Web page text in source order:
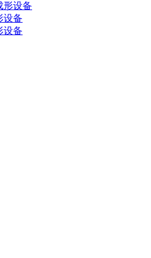
形设备
设备
设备